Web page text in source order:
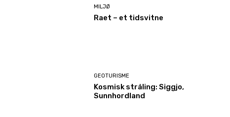
MILJØ
Raet – et tidsvitne
GEOTURISME
Kosmisk stråling: Siggjo,
Sunnhordland